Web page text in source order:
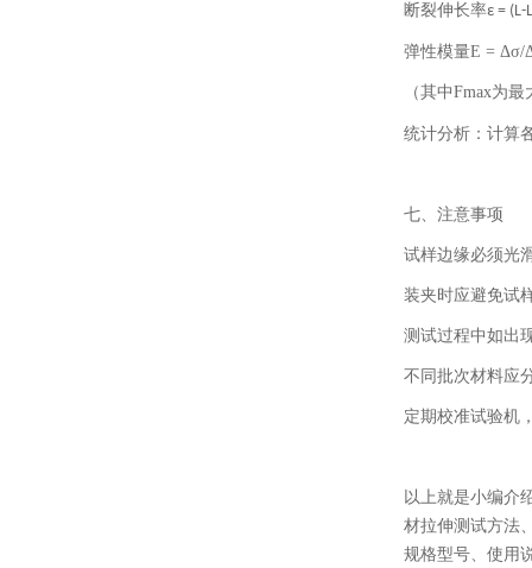
断裂伸长率ε = (L-
弹性模量E = Δσ/
（其中Fmax为最
统计分析：计算
七、注意事项
试样边缘必须光
装夹时应避免试
测试过程中如出
不同批次材料应
定期校准试验机
以上就是小编介
材拉伸测试方法
规格型号、使用